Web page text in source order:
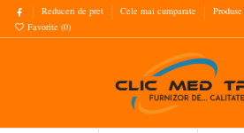
Reduceri de pret Cele mai cumparate
Favorite (0)